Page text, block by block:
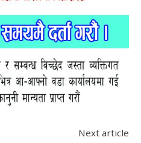
Next article